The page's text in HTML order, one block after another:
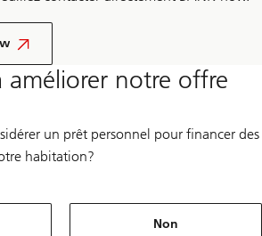
améliorer notre offre
un prêt personnel pour financer des
habitation?
Non